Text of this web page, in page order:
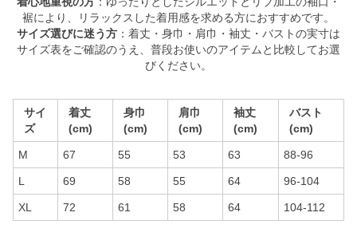
裾により、リラックスした着用感を求める方におすすめです。
サイズ選びに迷う方 ：着丈・身巾・肩巾・袖丈・バストの実寸は
サイズ表をご確認のうえ、普段お使いのアイテムと比較してお選
びください。
サイ
ズ
着丈
(cm)
身巾
(cm)
肩巾
(cm)
袖丈
(cm)
バスト
(cm)
M 67 55 53 63 88-96
L 69 58 55 64 96-104
XL 72 61 58 64 104-112